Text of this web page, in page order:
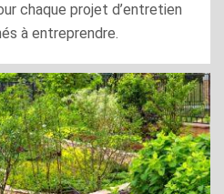
chaque projet d’entretien
à entreprendre.